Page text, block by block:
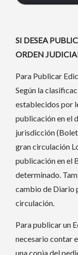
SI DESEA
ORDEN
Para Publicar
Según la
establecidos por
publicación en el
jurisdicción
gran circulación
publicación en el
determinado.
cambio de Diario
circulación.
Para publicar un
necesario contar
una copia del